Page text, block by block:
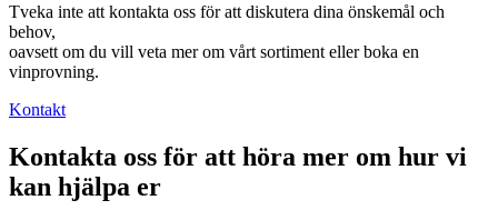
Tveka inte att kontakta oss för att diskutera dina önskemål och
behov,
oavsett om du vill veta mer om vårt sortiment eller boka en
vinprovning.
Kontakt
Kontakta oss för att höra mer om hur vi
kan hjälpa er